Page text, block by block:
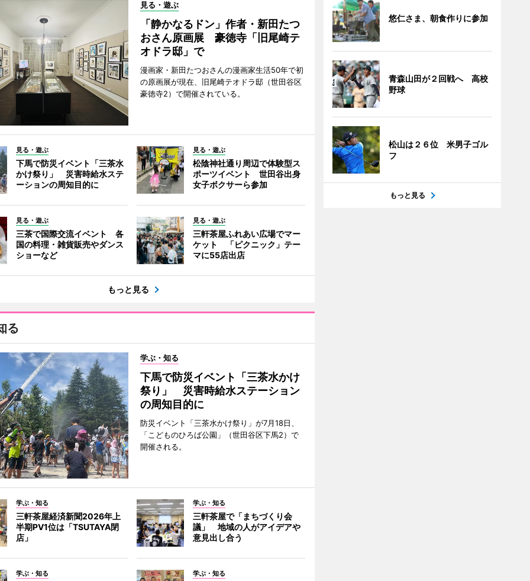
見る・遊ぶ
「静かなるドン」作者・新田たつ
おさん原画展 豪徳寺「旧尾崎テ
オドラ邸」で
漫画家・新田たつおさんの漫画家生活50年で初
の原画展が現在、旧尾崎テオドラ邸（世田谷区
豪徳寺2）で開催されている。
見る・遊ぶ
下馬で防災イベント「三茶水
かけ祭り」 災害時給水ステ
ーションの周知目的に
見る・遊ぶ
松陰神社通り周辺で体験型ス
ポーツイベント 世田谷出身
女子ボクサーら参加
見る・遊ぶ
三茶で国際交流イベント 各
国の料理・雑貨販売やダンス
ショーなど
見る・遊ぶ
三軒茶屋ふれあい広場でマー
ケット 「ピクニック」テー
マに55店出店
もっと見る
る
学ぶ・知る
下馬で防災イベント「三茶水かけ
祭り」 災害時給水ステーション
の周知目的に
防災イベント「三茶水かけ祭り」が7月18日、
「こどものひろば公園」（世田谷区下馬2）で
開催される。
学ぶ・知る
三軒茶屋経済新聞2026年上
半期PV1位は「TSUTAYA閉
店」
学ぶ・知る
三軒茶屋で「まちづくり会
議」 地域の人がアイデアや
意見出し合う
学ぶ・知る 学ぶ・知る
悠仁さま、朝食作りに参加
青森山田が２回戦へ 高校
野球
松山は２６位 米男子ゴル
フ
もっと見る